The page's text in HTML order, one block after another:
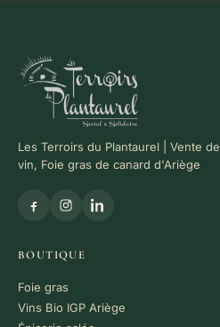
Les Terroirs du Plantaurel | Vente de
vin, Foie gras de canard d'Ariège
BOUTIQUE
Foie gras
Vins Bio IGP Ariège